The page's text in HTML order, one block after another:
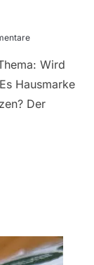
Wird
Hausmarke
Der